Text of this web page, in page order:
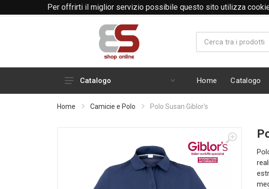
Per offrirti il miglior servizio possibile questo sito utilizza
Telefono Mail
Linea cuochi
Industria - artigianato - edilizia
Catalogo Home Catalogo
Home Camicie e Polo Polo Susan Giblor's